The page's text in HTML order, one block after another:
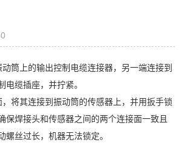
筒上的输出控制电缆连接器，另一端连接到
电缆插座，并拧紧。
将其连接到振动筒的传感器上，并用扳手锁
保焊接头和传感器之间的两个连接面一致且
螺丝过长，机器无法锁定。